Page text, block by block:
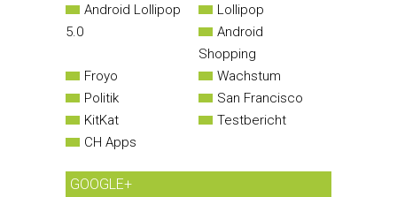
Android Lollipop
5.0
Lollipop
Android
Shopping
Froyo
Wachstum
Politik
San Francisco
KitKat
Testbericht
CH Apps
GOOGLE+